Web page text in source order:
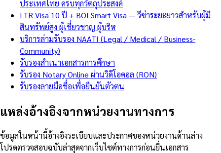
ประเทศไทย ครบทุกวัตถุประสงค์
LTR Visa 10 ปี + BOI Smart Visa — วีซ่าระยะยาวสำหรับผู้มี
สินทรัพย์สูง ผู้เชี่ยวชาญ ผู้บริห
บริการล่ามรับรอง NAATI (Legal / Medical / Business-
Community)
รับรองสำเนาเอกสารการศึกษา
รับรอง Notary Online ผ่านวิดีโอคอล (RON)
รับรองลายมือชื่อเพื่อยืนยันตัวตน
แหล่งอ้างอิงจากหน่วยงานทางการ
ข้อมูลในหน้านี้อ้างอิงระเบียบและประกาศของหน่วยงานด้านล่าง
โปรดตรวจสอบฉบับล่าสุดจากเว็บไซต์ทางการก่อนยื่นเอกสาร